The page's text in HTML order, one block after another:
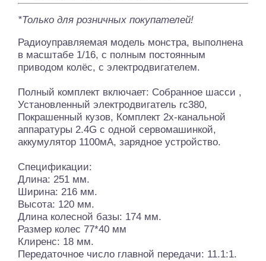
*Только для розничных покупателей!
Радиоуправляемая модель монстра, выполнена
в масштабе 1/16, с полным постоянным
приводом колёс, с электродвигателем.
Полный комплект включает: Собранное шасси ,
Установленный электродвигатель rc380,
Покрашенный кузов, Комплект 2x-канальной
аппаратуры 2.4G с одной сервомашинкой,
аккумулятор 1100мА, зарядное устройство.
Спецификации:
Длина: 251 мм.
Ширина: 216 мм.
Высота: 120 мм.
Длина колесной базы: 174 мм.
Размер колес 77*40 мм
Клиренс: 18 мм.
Передаточное число главной передачи: 11.1:1.